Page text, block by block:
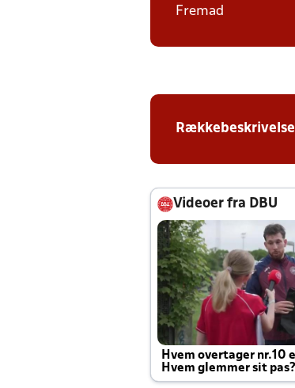
Fremad
Videoer fra DBU
Hvem overtager nr.10
Hvem glemmer sit
Joachim altid til efter